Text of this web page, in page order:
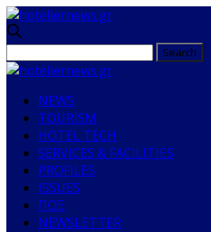
NEWS
TOURISM
HOTEL TECH
SERVICES & FACILITIES
PROFILES
ISSUES
ΠΟΞ
NEWSLETTER